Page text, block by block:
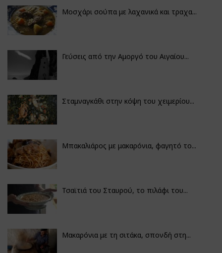
Μοσχάρι σούπα με λαχανικά και τραχα...
Γεύσεις από την Αμοργό του Αιγαίου...
Σταμναγκάθι στην κόψη του χειμερίου...
Μπακαλιάρος με μακαρόνια, φαγητό το...
Τσαϊτιά του Σταυρού, το πιλάφι του...
Μακαρόνια με τη σιτάκα, σπονδή στη...